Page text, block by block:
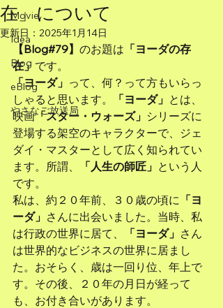
Movie
Idea
Blog
eBlog
やさなご放送局
在」について
更新日： 2025年1月14日
【Blog#79】 のお題は 「ヨーダの存
在」 です。
「ヨーダ」 って、何？って方もいらっ
しゃると思います。
「ヨーダ」 とは、
映画「スター・ウォーズ」 シリーズに
登場する架空のキャラクターで、ジェ
ダイ・マスターとして広く知られてい
ます。所謂、
「人生の師匠」 という人
です。
私は、約２０年前、３０歳の頃に 「ヨ
ーダ」 さんに出会いました。当時、私
は行政の世界に居て、
「ヨーダ」 さん
は世界的なビジネスの世界に居まし
た。おそらく、歳は一回り位、年上で
す。その後、２０年の月日が経って
も、お付き合いがあります。